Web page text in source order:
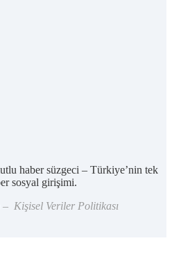
haber süzgeci – Türkiye’nin tek
sosyal girişimi.
– Kişisel Veriler Politikası